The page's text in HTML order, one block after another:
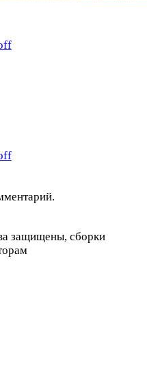
защищены, сборки